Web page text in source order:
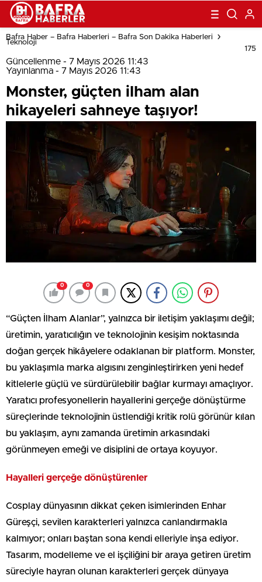
Bafra Haber – Bafra Haberleri – Bafra Son Dakika Haberleri
Teknoloji
175
Güncellenme - 7 Mayıs 2026 11:43
Yayınlanma - 7 Mayıs 2026 11:43
Monster, güçten ilham alan
hikayeleri sahneye taşıyor!
0 0
“Güçten İlham Alanlar”, yalnızca bir iletişim yaklaşımı değil;
üretimin, yaratıcılığın ve teknolojinin kesişim noktasında
doğan gerçek hikâyelere odaklanan bir platform. Monster,
bu yaklaşımla marka algısını zenginleştirirken yeni hedef
kitlelerle güçlü ve sürdürülebilir bağlar kurmayı amaçlıyor.
Yaratıcı profesyonellerin hayallerini gerçeğe dönüştürme
süreçlerinde teknolojinin üstlendiği kritik rolü görünür kılan
bu yaklaşım, aynı zamanda üretimin arkasındaki
görünmeyen emeği ve disiplini de ortaya koyuyor.
Hayalleri gerçeğe dönüştürenler
Cosplay dünyasının dikkat çeken isimlerinden Enhar
Güreşçi, sevilen karakterleri yalnızca canlandırmakla
kalmıyor; onları baştan sona kendi elleriyle inşa ediyor.
Tasarım, modelleme ve el işçiliğini bir araya getiren üretim
süreciyle hayran olunan karakterleri gerçek dünyaya